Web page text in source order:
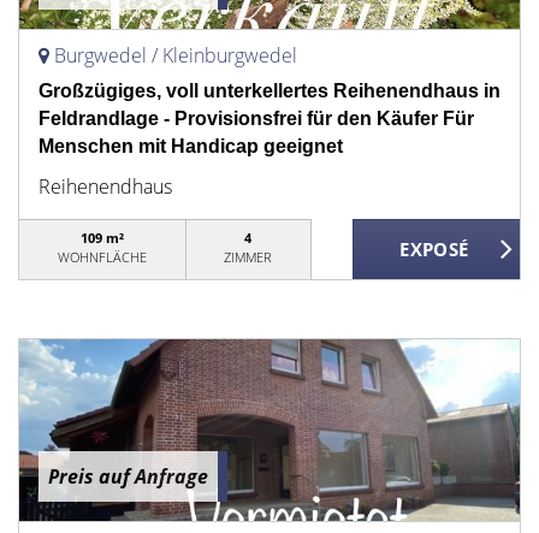
Burgwedel / Kleinburgwedel
Großzügiges, voll unterkellertes Reihenendhaus in
Feldrandlage - Provisionsfrei für den Käufer Für
Menschen mit Handicap geeignet
Reihenendhaus
109 m²
WOHNFLÄCHE
4
ZIMMER
Preis auf Anfrage